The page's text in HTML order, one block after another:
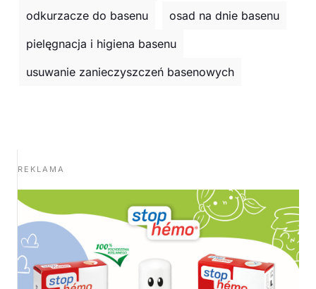
odkurzacze do basenu
osad na dnie basenu
pielęgnacja i higiena basenu
usuwanie zanieczyszczeń basenowych
REKLAMA